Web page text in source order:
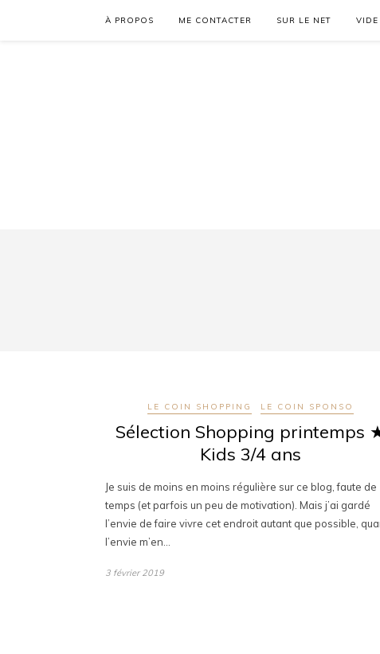
À PROPOS ME CONTACTER SUR LE NET VIDE
LE COIN SHOPPING LE COIN SPONSO
Sélection Shopping printemps
Kids 3/4 ans
Je suis de moins en moins régulière sur ce blog, faute de
temps (et parfois un peu de motivation). Mais j’ai gardé
l’envie de faire vivre cet endroit autant que possible,
l’envie m’en…
3 février 2019